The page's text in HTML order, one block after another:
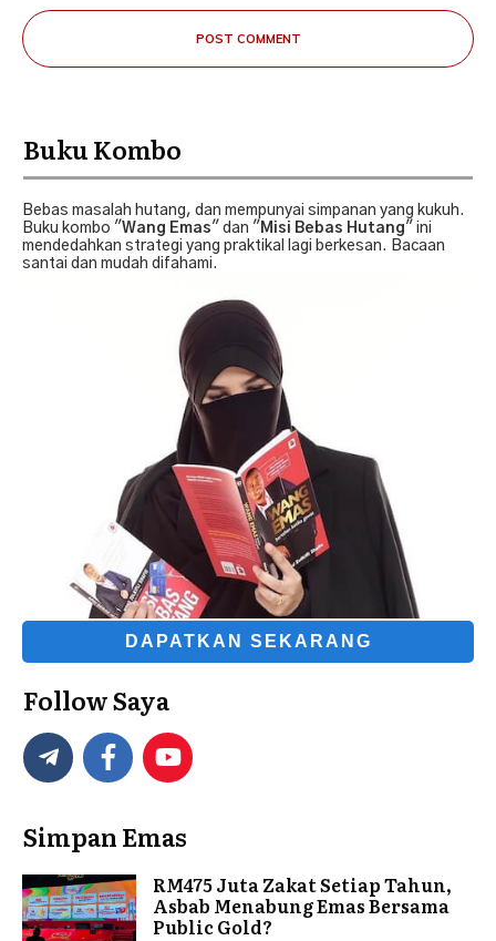
POST COMMENT
Buku Kombo
Bebas masalah hutang, dan mempunyai simpanan yang kukuh.
Buku kombo "Wang Emas" dan " Misi Bebas Hutang" ini
mendedahkan strategi yang praktikal lagi berkesan. Bacaan
santai dan mudah difahami.
DAPATKAN SEKARANG
Follow Saya
Simpan Emas
RM475 Juta Zakat Setiap Tahun,
Asbab Menabung Emas Bersama
Public Gold?